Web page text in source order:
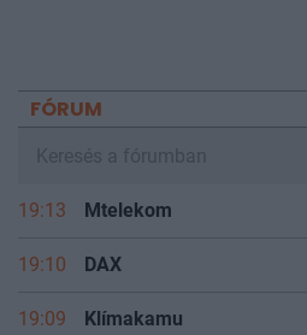
FÓRUM
19:13 Mtelekom
19:10 DAX
19:09 Klímakamu